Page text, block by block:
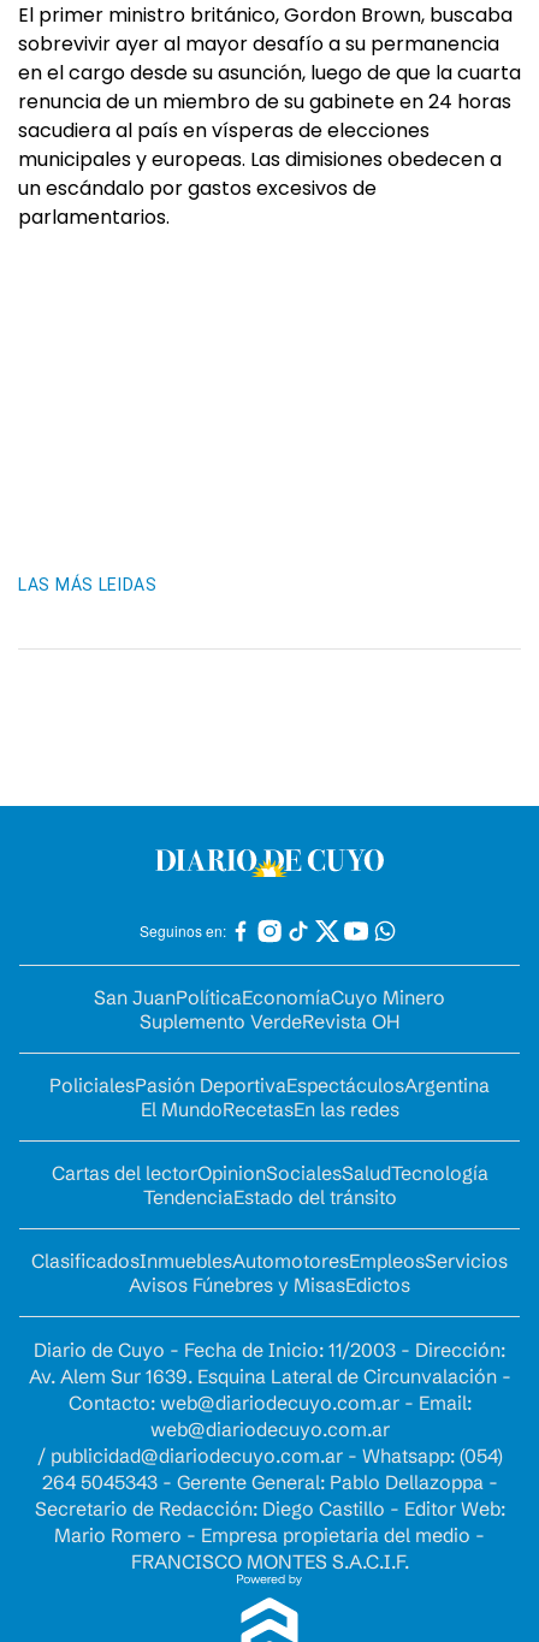
El primer ministro británico, Gordon Brown, buscaba
sobrevivir ayer al mayor desafío a su permanencia
en el cargo desde su asunción, luego de que la cuarta
renuncia de un miembro de su gabinete en 24 horas
sacudiera al país en vísperas de elecciones
municipales y europeas. Las dimisiones obedecen a
un escándalo por gastos excesivos de
parlamentarios.
LAS MÁS LEIDAS
Seguinos en:
San JuanPolíticaEconomíaCuyo Minero
Suplemento VerdeRevista OH
PolicialesPasión DeportivaEspectáculosArgentina
El MundoRecetasEn las redes
Cartas del lectorOpinionSocialesSaludTecnología
TendenciaEstado del tránsito
ClasificadosInmueblesAutomotoresEmpleosServicios
Avisos Fúnebres y MisasEdictos
Diario de Cuyo - Fecha de Inicio: 11/2003 - Dirección:
Av. Alem Sur 1639. Esquina Lateral de Circunvalación -
Contacto: web@diariodecuyo.com.ar- Email:
web@diariodecuyo.com.ar
/ publicidad@diariodecuyo.com.ar- Whatsapp: (054)
264 5045343 - Gerente General: Pablo Dellazoppa -
Secretario de Redacción: Diego Castillo - Editor Web:
Mario Romero - Empresa propietaria del medio -
FRANCISCO MONTES S.A.C.I.F.